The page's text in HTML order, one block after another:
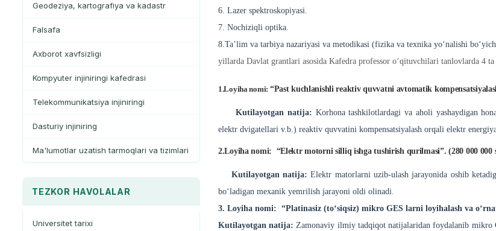
Geodeziya, kartografiya va kadastr
Falsafa
Axborot xavfsizligi
Kompyuter injiniringi kafedrasi
Telekommunikatsiya injiniringi
Dasturiy injiniring
Ma'lumotlar uzatish tarmoqlari va tizimlari
TEZKOR HAVOLALAR
Universitet tarixi
6. Lazer spektroskopiyasi.
7. Nochiziqli optika.
8.Ta’lim va tarbiya nazariyasi va metodikasi (fizika va texnika yo‘nalishi
yillarda Davlat grantlari asosida Kafedra professor o‘qituvchilari tanlovlarda 4
1.Loyiha nomi: “Past kuchlanishli reaktiv quvvatni avtomatik
Kutilayotgan natija: Korhona tashkilotlardagi va aholi yashaydigan
elektr dvigatellari v.b.) reaktiv quvvatini kompensatsiyalash orqali elektr
2.Loyiha nomi: “Elektr motorni silliq ishga tushirish qurilmasi”. (280 000
Kutilayotgan natija: Elektr matorlarni uzib-ulash jarayonida oshib
bo‘ladigan mexanik yemrilish jarayoni oldi olinadi.
3. Loyiha nomi: “Platinasiz (to‘siqsiz) mikro GES larni loyihalash va
Kutilayotgan natija: Zamonaviy ilmiy tadqiqot natijalaridan foydalanib mikro